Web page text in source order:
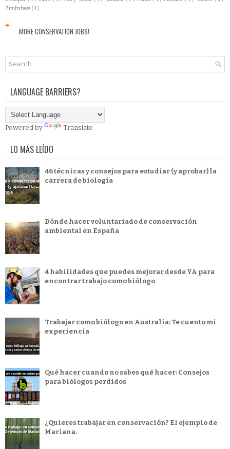
Zimbabwe ( 1 )
MORE CONSERVATION JOBS!
LANGUAGE BARRIERS?
Powered by Translate
LO MÁS LEÍDO
46 técnicas y consejos para estudiar (y aprobar) la
carrera de biología
Dónde hacer voluntariado de conservación
ambiental en España
4 habilidades que puedes mejorar desde YA para
encontrar trabajo como biólogo
Trabajar como biólogo en Australia: Te cuento mi
experiencia
Qué hacer cuando no sabes qué hacer: Consejos
para biólogos perdidos
¿Quieres trabajar en conservación? El ejemplo de
Mariana.